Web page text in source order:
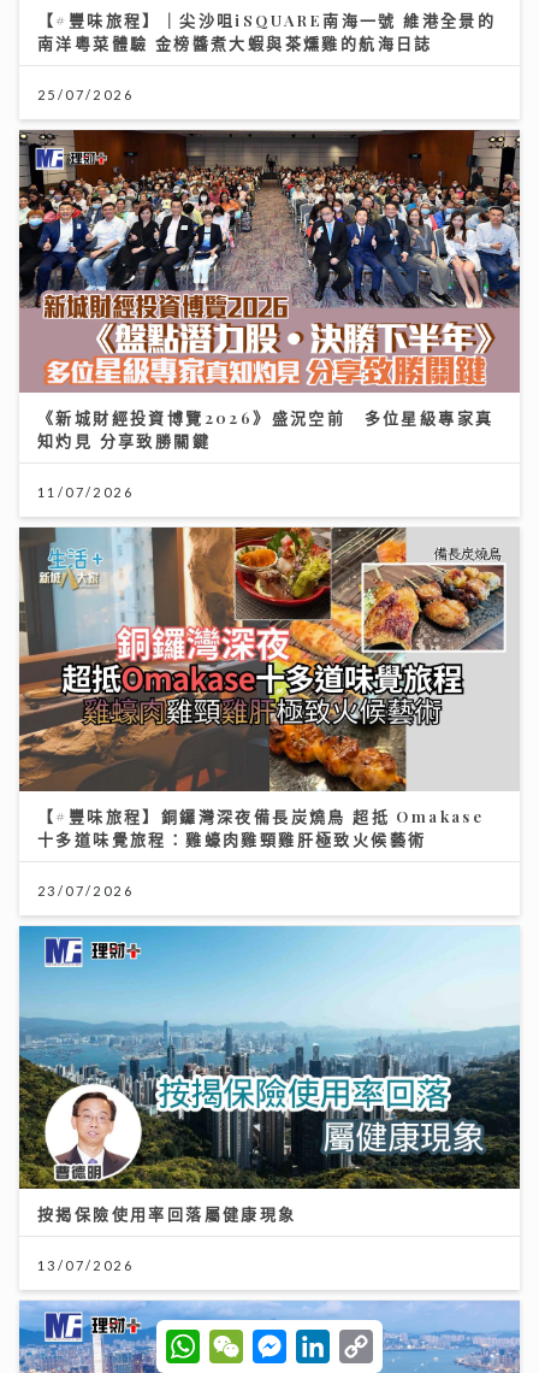
【#豐味旅程】｜尖沙咀iSQUARE南海一號 維港全景的
南洋粵菜體驗 金榜醬煮大蝦與茶燻雞的航海日誌
25/07/2026
《新城財經投資博覽2026》盛況空前 多位星級專家真
知灼見 分享致勝關鍵
11/07/2026
【#豐味旅程】銅鑼灣深夜備長炭燒鳥 超抵 Omakase
十多道味覺旅程：雞蠔肉雞頸雞肝極致火候藝術
23/07/2026
按揭保險使用率回落屬健康現象
13/07/2026
W
h
W
e
M
e
L
C
o